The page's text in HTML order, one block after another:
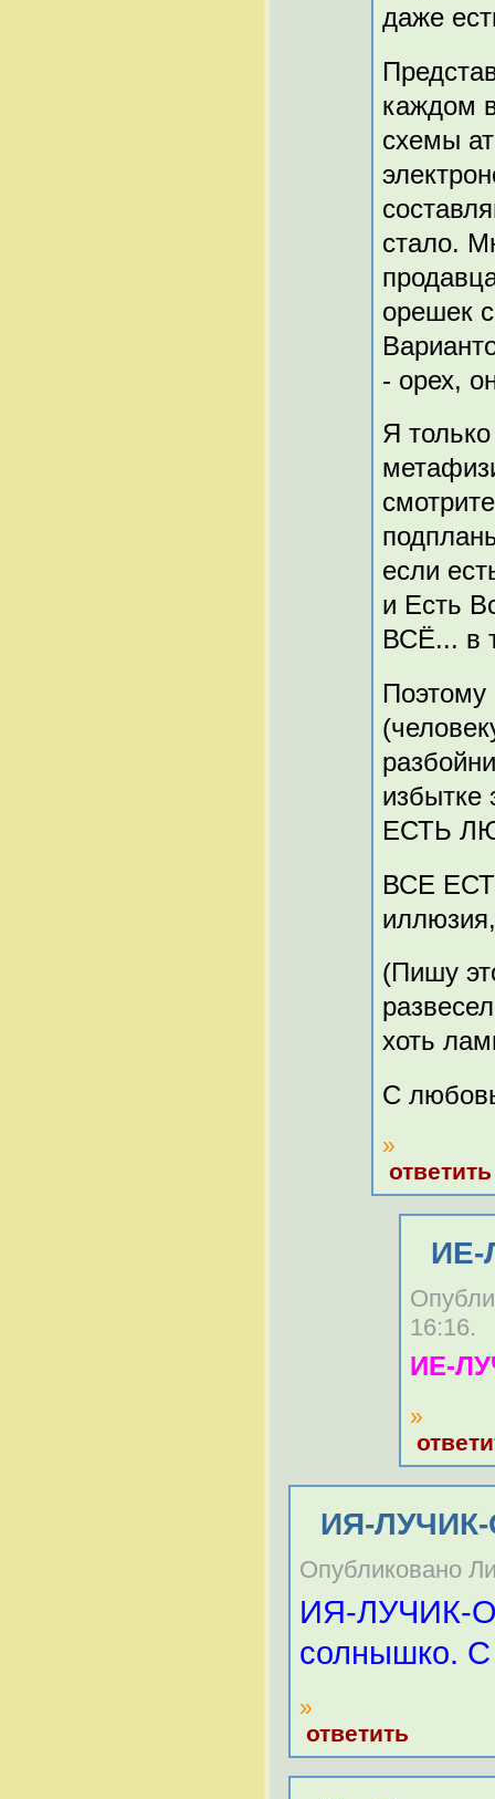
даже
каждом
схемы
стало.
орешек
- орех,
Я
если
и Есть
ВСЁ... в
ЕСТЬ
ВСЕ
(Пишу
хоть
С
»
ответить
ИЕ-
16:16.
ИЕ-
»
ИЯ-ЛУЧИК-
Опубликовано
ИЯ-ЛУЧИК-
солнышко.
»
ответить